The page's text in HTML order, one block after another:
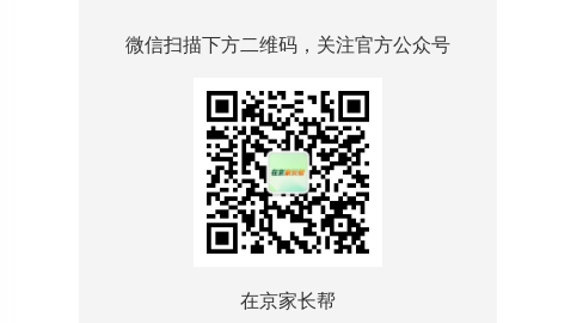
微信扫描下方二维码，关注官方公众号
在京家长帮